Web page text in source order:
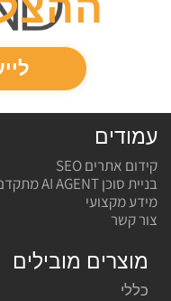
עמודים
קידום אתרים SEO
בניית סוכן AI AGENT מתקדם
מידע מקצועי
צור קשר
מוצרים מובילים
כללי